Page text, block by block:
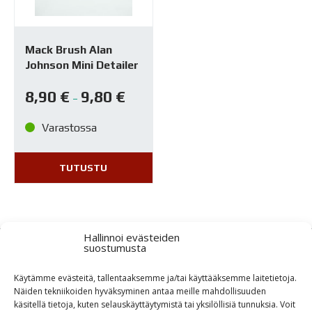
Hallinnoi evästeiden
suostumusta
Käytämme evästeitä, tallentaaksemme ja/tai käyttääksemme laitetietoja.
Näiden tekniikoiden hyväksyminen antaa meille mahdollisuuden
käsitellä tietoja, kuten selauskäyttäytymistä tai yksilöllisiä tunnuksia. Voit
Mack Brush Alan
Johnson Mini Detailer
8,90 € – 9,80 €
Varastossa
TUTUSTU
Laaja varastotuotevalikoima